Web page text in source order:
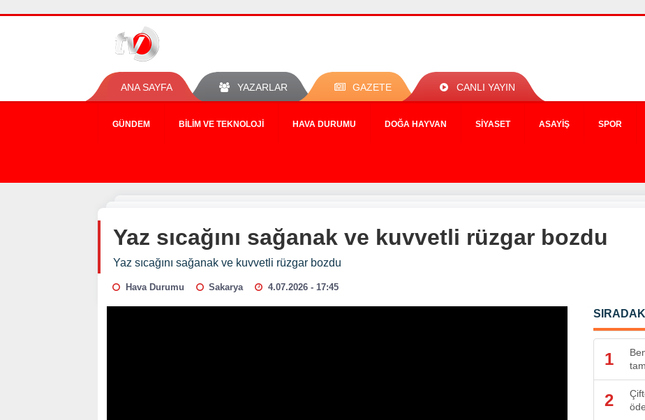
ANA SAYFA YAZARLAR GAZETE CANLI YAYIN
GÜNDEM BILIM VE TEKNOLOJI HAVA DURUMU DOĞA HAYVAN SIYASET ASAYIŞ SPOR
Yaz sıcağını sağanak ve kuvvetli rüzgar bozdu
Yaz sıcağını sağanak ve kuvvetli rüzgar bozdu
Hava Durumu Sakarya 4.07.2026 - 17:45
SIRADAKİ
1
2